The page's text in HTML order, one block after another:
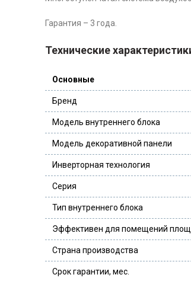
Гарантия – 3 года.
Технические
Основные
Бренд
Модель внутреннего блока
Модель декоративной панели
Инверторная технология
Серия
Тип внутреннего блока
Эффективен для помещений
Страна производства
Срок гарантии, мес.